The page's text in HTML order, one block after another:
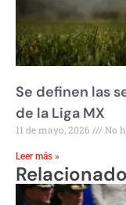
Se definen las
de la Liga MX
11 de mayo, 2026 No
Leer más »